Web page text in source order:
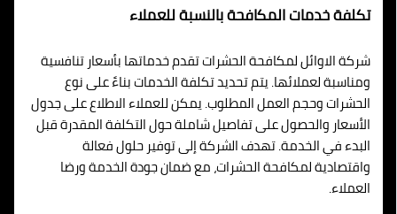
تكلفة خدمات المكافحة بالنسبة للعملاء
شركة الاوائل لمكافحة الحشرات تقدم خدماتها بأسعار تنافسية
ومناسبة لعملائها. يتم تحديد تكلفة الخدمات بناءً على نوع
الحشرات وحجم العمل المطلوب. يمكن للعملاء الاطلاع على جدول
الأسعار والحصول على تفاصيل شاملة حول التكلفة المقدرة قبل
البدء في الخدمة. تهدف الشركة إلى توفير حلول فعالة
واقتصادية لمكافحة الحشرات، مع ضمان جودة الخدمة ورضا
العملاء.